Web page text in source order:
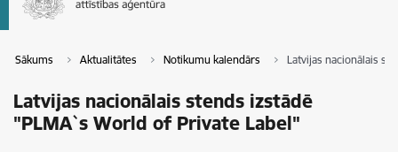
Sākums Aktualitātes Notikumu kalendārs Latvijas nacionālais
Latvijas nacionālais stends izstādē
"PLMA`s World of Private Label"